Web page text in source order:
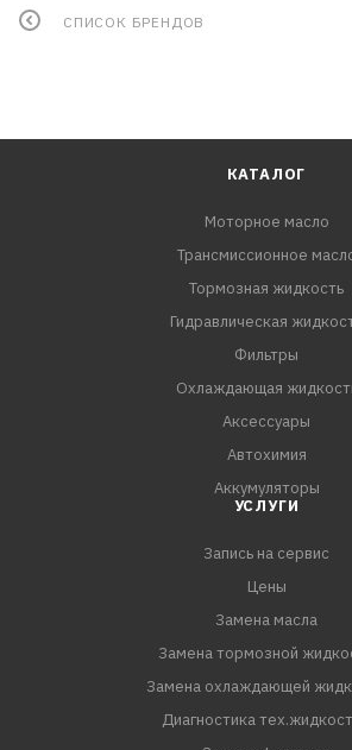
СПИСОК БРЕНДОВ
КАТАЛОГ
Моторное масло
Трансмиссионное
Тормозная жидкость
Гидравлическая
Фильтры
Охлаждающая
Аксессуары
Автохимия
Аккумуляторы
УСЛУГИ
Запись на сервис
Цены
Замена масла
Замена тормозной
Замена охлаждающей
Диагностика